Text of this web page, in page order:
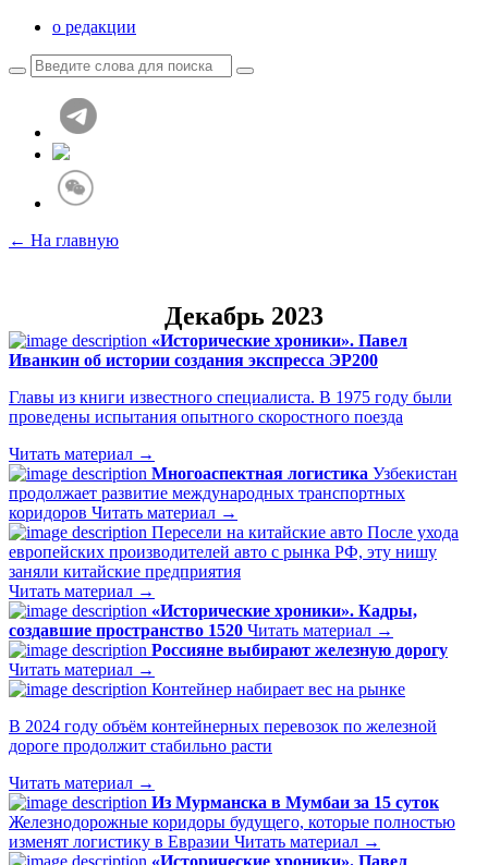
о редакции
← На главную
Декабрь 2023
«Исторические хроники». Павел
Иванкин об истории создания экспресса ЭР200
Главы из книги известного специалиста. В 1975 году были
проведены испытания опытного скоростного поезда
Читать материал →
Многоаспектная логистика Узбекистан
продолжает развитие международных транспортных
коридоров Читать материал →
Пересели на китайские авто После ухода
европейских производителей авто с рынка РФ, эту нишу
заняли китайские предприятия
Читать материал →
«Исторические хроники». Кадры,
создавшие пространство 1520 Читать материал →
Россияне выбирают железную дорогу
Читать материал →
Контейнер набирает вес на рынке
В 2024 году объём контейнерных перевозок по железной
дороге продолжит стабильно расти
Читать материал →
Из Мурманска в Мумбаи за 15 суток
Железнодорожные коридоры будущего, которые полностью
изменят логистику в Евразии Читать материал →
«Исторические хроники». Павел